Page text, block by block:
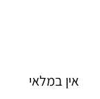
אין במלאי